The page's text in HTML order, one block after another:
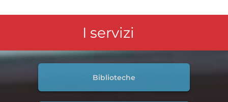
I servizi
Biblioteche